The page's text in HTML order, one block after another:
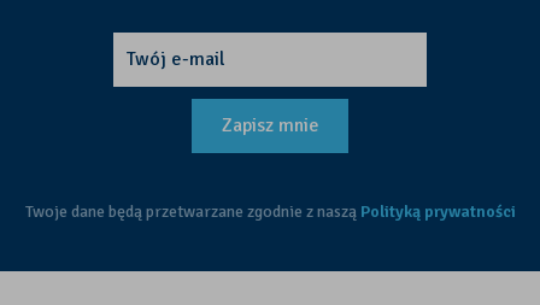
Zapisz mnie
Twoje dane będą przetwarzane zgodnie z naszą Polityką prywatności